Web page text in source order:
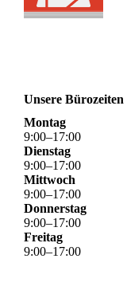
Unsere Bürozeiten
Montag
9:00–17:00
Dienstag
9:00–17:00
Mittwoch
9:00–17:00
Donnerstag
9:00–17:00
Freitag
9:00–17:00